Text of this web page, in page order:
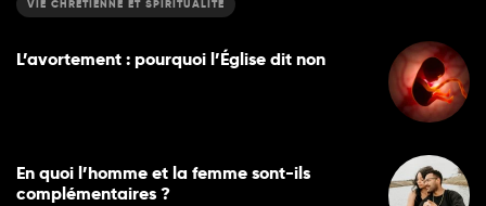
VIE CHRÉTIENNE ET SPIRITUALITÉ
L’avortement : pourquoi l’Église dit non
En quoi l’homme et la femme sont-ils
complémentaires ?